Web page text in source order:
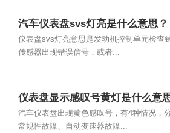
汽车仪表盘svs灯亮是什么意思？
仪表盘svs灯亮意思是发动机控制单元检查
传感器出现错误信号，或者...
仪表盘显示感叹号黄灯是什么意
汽车仪表盘出现黄色感叹号，有4种情况，
常规性故障、自动变速器故障...